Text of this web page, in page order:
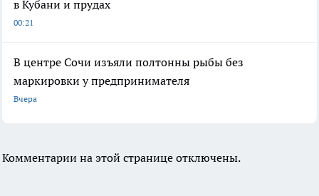
в Кубани и прудах
00:21
В центре Сочи изъяли полтонны рыбы без
маркировки у предпринимателя
Вчера
Комментарии на этой странице отключены.